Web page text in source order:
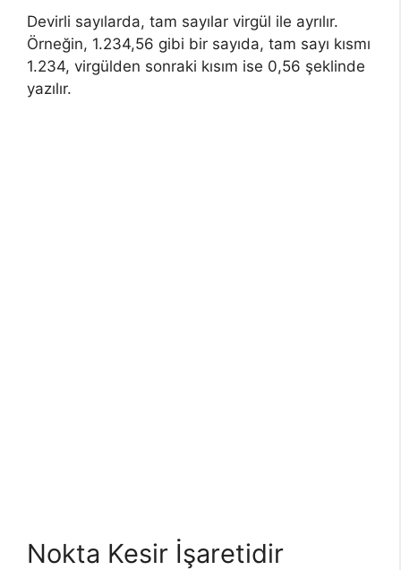
Devirli sayılarda, tam sayılar virgül ile ayrılır.
Örneğin, 1.234,56 gibi bir sayıda, tam sayı kısmı
1.234, virgülden sonraki kısım ise 0,56 şeklinde
yazılır.
Nokta Kesir İşaretidir